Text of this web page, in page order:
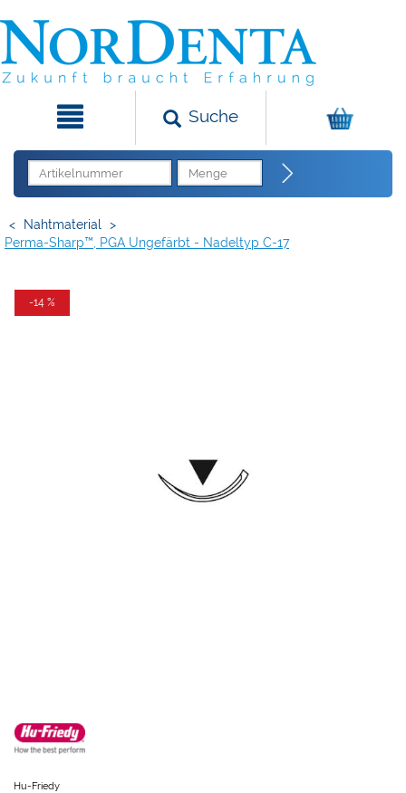
Suche
< Nahtmaterial
>
Perma-Sharp™, PGA Ungefärbt - Nadeltyp C-17
-14 %
Hu-Friedy